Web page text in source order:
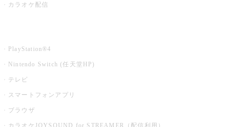
カラオケ配信
PlayStation®4
Nintendo Switch (任天堂HP)
テレビ
スマートフォンアプリ
ブラウザ
カラオケJOYSOUND for STREAMER（配信利用）